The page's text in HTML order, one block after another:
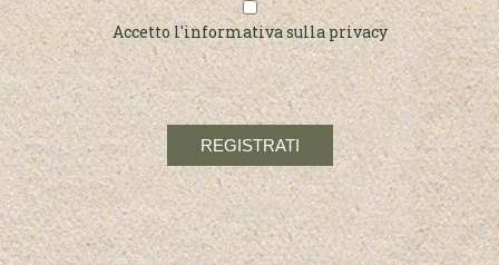
Accetto l'informativa sulla privacy